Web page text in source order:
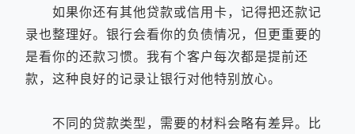
如果你还有其他贷款或信用卡，记得把还款记
录也整理好。银行会看你的负债情况，但更重要的
是看你的还款习惯。我有个客户每次都是提前还
款，这种良好的记录让银行对他特别放心。
不同的贷款类型，需要的材料会略有差异。比